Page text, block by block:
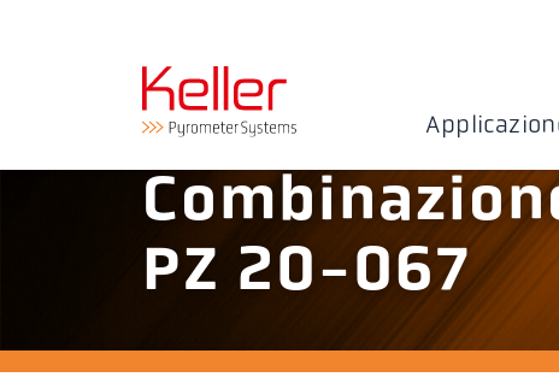
PZ 20-067